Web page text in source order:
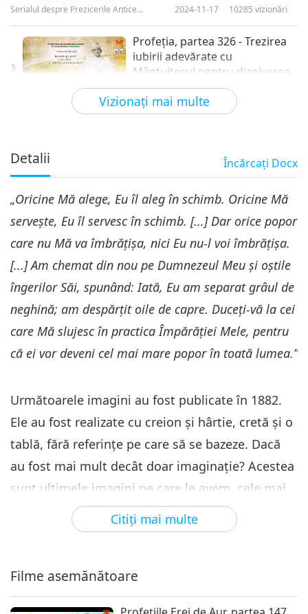
Vizionaţi mai multe
Serialul despre Prezicerile Antice
2024-11-17 10285 vizionări
3
Profeţia, partea 326 - Trezirea
iubirii adevărate cu
Mântuitorul pentru dizolvarea
calamităţii
Serialul despre Prezicerile Antice despre
2024-11-24 9525
4
22:53
Mântuitorul pentru dizolvarea
calamităţii
Serialul despre Prezicerile Antice despre
2024-12-01 8887vizionări
5
Prophecy Part 328: Awaken
True Love with the Savior to
Dissolve Calamity - Brandon
Serialul despre Prezicerile Antice
despre Planeta Noastră
2024-12-08 10257vizionări
6
Profeţia, partea 329 - Trezirea
iubirii adevărate cu
Mântuitorul pentru dizolvarea
despre Planeta Noastră
7
29:24
Profeţia, partea 330 - Trezirea
iubirii adevărate cu
calamităţii
Serialul despre Prezicerile Antice despre
2024-12-22 9088vizionări
Profeţia, partea 331 - Trezirea
iubirii adevărate cu
Serialul despre Prezicerile Antice despre
Planeta Noastră
Detalii Încărcaţi Docx
Citiţi mai multe
„Oricine Mă alege, Eu îl aleg în schimb. Oricine Mă
servește, Eu îl servesc în schimb. [...] Dar orice popor
care nu Mă va îmbrățișa, nici Eu nu-l voi îmbrățișa.
[...] Am chemat din nou pe Dumnezeul Meu și oștile
îngerilor Săi, spunând: Iată, Eu am separat grâul de
neghină; am despărțit oile de capre. Duceți-vă la cei
care Mă slujesc în practica Împărăției Mele, pentru
că ei vor deveni cel mai mare popor în toată lumea.”
Următoarele imagini au fost publicate în 1882.
Ele au fost realizate cu creion și hârtie, cretă și o
tablă, fără referințe pe care să se bazeze. Dacă
au fost mai mult decât doar imaginație? Acestea
sunt ultimele imagini pe care le avem, cele mai
bune imagini pe care le avem. Și vreau să vedeți
dacă există vreo comparație între ceea ce a fost
ceva similar? Există vreun adevăr acolo? Toate
acestea au fost publicate în Cartea lui Oahspe în
Filme asemănătoare